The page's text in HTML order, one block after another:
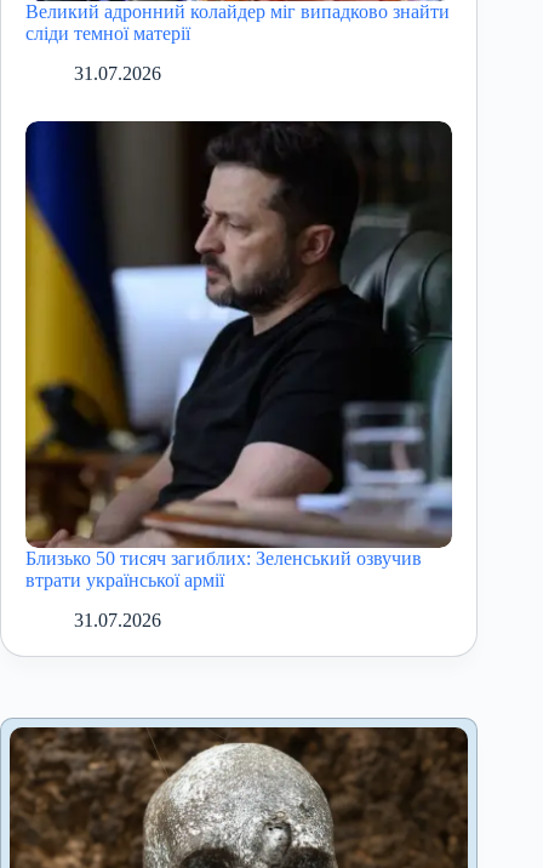
Великий адронний колайдер міг випадково знайти
сліди темної матерії
31.07.2026
Близько 50 тисяч загиблих: Зеленський озвучив
втрати української армії
31.07.2026